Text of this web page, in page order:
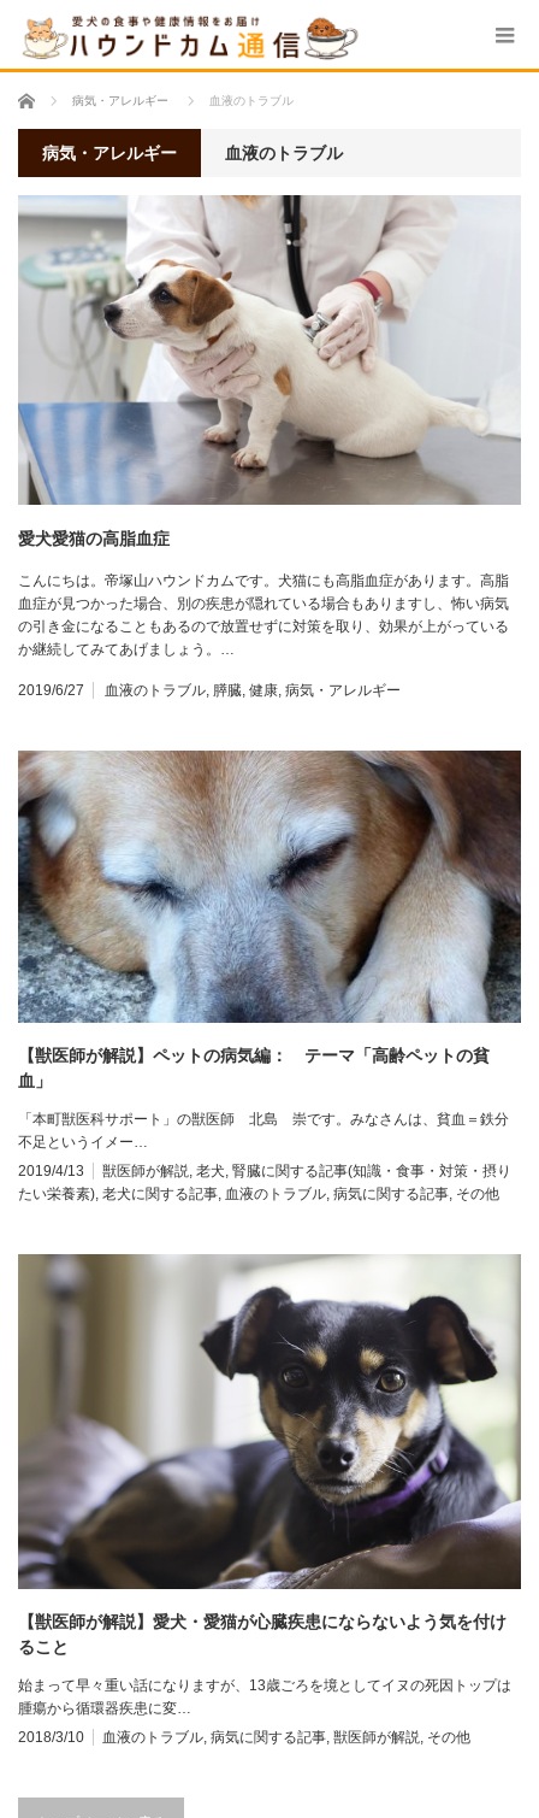
ホーム 病気・アレルギー 血液のトラブル
病気・アレルギー 血液のトラブル
愛犬愛猫の高脂血症
こんにちは。帝塚山ハウンドカムです。犬猫にも高脂血症があります。高脂
血症が見つかった場合、別の疾患が隠れている場合もありますし、怖い病気
の引き金になることもあるので放置せずに対策を取り、効果が上がっている
か継続してみてあげましょう。…
2019/6/27 血液のトラブル, 膵臓, 健康, 病気・アレルギー
【獣医師が解説】ペットの病気編： テーマ「高齢ペットの貧
血」
「本町獣医科サポート」の獣医師 北島 崇です。みなさんは、貧血＝鉄分
不足というイメー…
2019/4/13
獣医師が解説, 老犬, 腎臓に関する記事(知識・食事・対策・摂り
たい栄養素), 老犬に関する記事, 血液のトラブル, 病気に関する記事, その他
【獣医師が解説】愛犬・愛猫が心臓疾患にならないよう気を付け
ること
始まって早々重い話になりますが、13歳ごろを境としてイヌの死因トップは
腫瘍から循環器疾患に変…
2018/3/10
血液のトラブル, 病気に関する記事, 獣医師が解説, その他